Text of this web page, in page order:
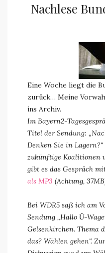
Nachlese
Eine Woche liegt die
zurück… Meine
ins Archiv.
Im Bayern2-
Titel der Sendung:
Denken Sie in
zukünftige Koalitionen
gibt es das Gespräch
als MP3 (Achtung,
Bei WDR5 saß ich am
Sendung „Hallo Ü-
Gelsenkirchen. Thema
das? Wählen gehen“.